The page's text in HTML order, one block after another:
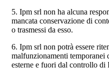
5. Ipm srl non ha alcuna
mancata conservazione di
o trasmessi da esso.
6. Ipm srl non potrà essere
malfunzionamenti temporanei
esterne e fuori dal controllo di